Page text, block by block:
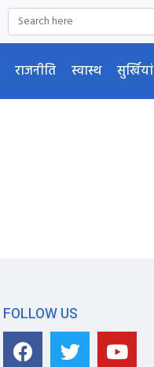
राजनीति स्वास्थ सुर्खियां
FOLLOW US